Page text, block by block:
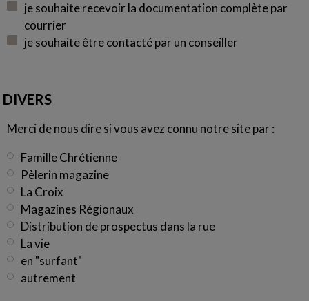
je souhaite recevoir la documentation complète par
courrier
je souhaite être contacté par un conseiller
DIVERS
Merci de nous dire si vous avez connu notre site par :
Famille Chrétienne
Pèlerin magazine
La Croix
Magazines Régionaux
Distribution de prospectus dans la rue
La vie
en "surfant"
autrement